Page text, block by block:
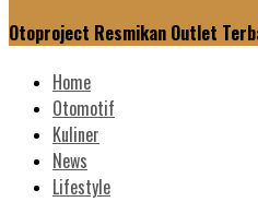
Otoproject Resmikan Outlet
Home
Otomotif
Kuliner
News
Lifestyle